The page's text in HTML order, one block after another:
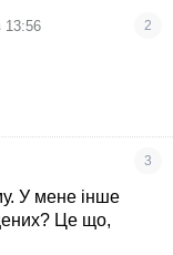
13:56 2
3
У мене інше
Це що,